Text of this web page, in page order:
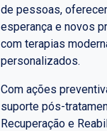
de pessoas,
esperança e novos
com terapias
personalizados.
Com ações
suporte pós-
Recuperação e